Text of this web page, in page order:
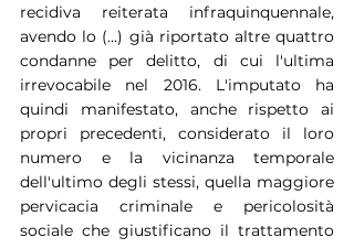
recidiva reiterata infraquinquennale,
avendo lo (...) già riportato altre quattro
condanne per delitto, di cui l'ultima
irrevocabile nel 2016. L'imputato ha
quindi manifestato, anche rispetto ai
propri precedenti, considerato il loro
numero e la vicinanza temporale
dell'ultimo degli stessi, quella maggiore
pervicacia criminale e pericolosità
sociale che giustificano il trattamento